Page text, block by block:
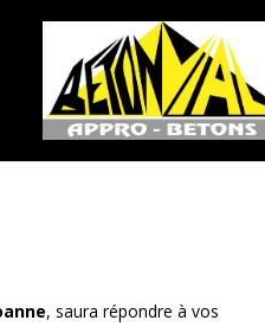
, saura répondre à vos